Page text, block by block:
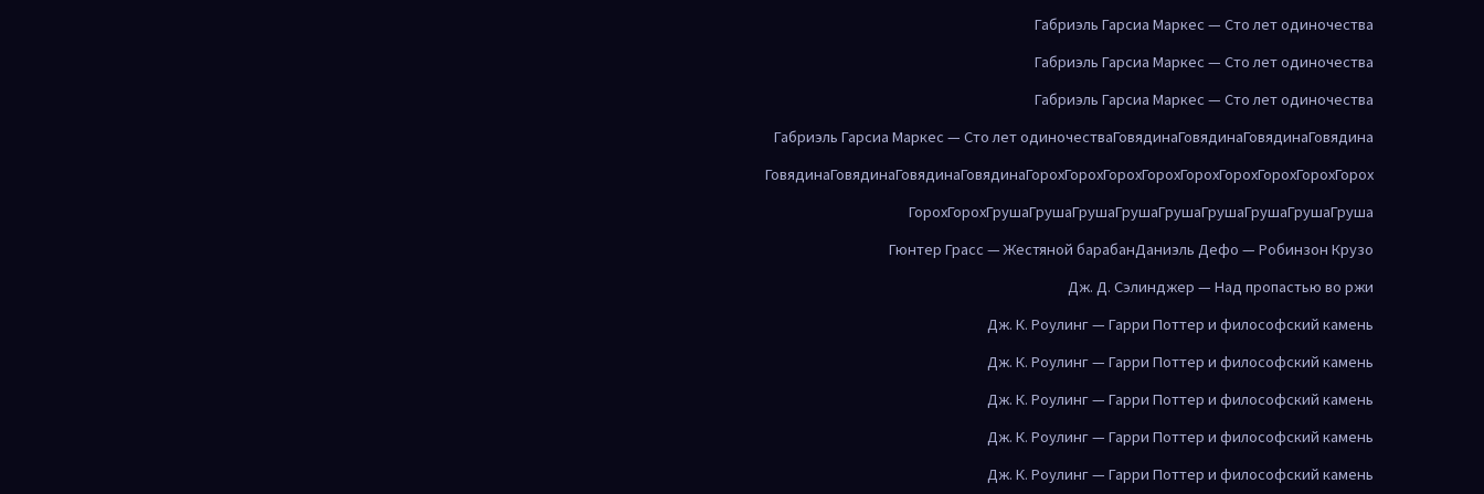
Габриэль Гарсиа Маркес — Сто лет одиночества
Габриэль Гарсиа Маркес — Сто лет одиночества
Габриэль Гарсиа Маркес — Сто лет одиночества
Габриэль Гарсиа Маркес — Сто лет одиночестваГовядинаГовядинаГовядинаГовядина
ГовядинаГовядинаГовядинаГовядинаГорохГорохГорохГорохГорохГорохГорохГорохГорох
ГорохГорохГрушаГрушаГрушаГрушаГрушаГрушаГрушаГрушаГруша
Гюнтер Грасс — Жестяной барабанДаниэль Дефо — Робинзон Крузо
Дж. Д. Сэлинджер — Над пропастью во ржи
Дж. К. Роулинг — Гарри Поттер и философский камень
Дж. К. Роулинг — Гарри Поттер и философский камень
Дж. К. Роулинг — Гарри Поттер и философский камень
Дж. К. Роулинг — Гарри Поттер и философский камень
Дж. К. Роулинг — Гарри Поттер и философский камень